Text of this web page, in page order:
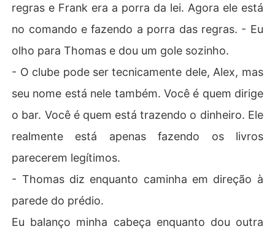
regras e Frank era a porra da lei. Agora ele está
no comando e fazendo a porra das regras. - Eu
olho para Thomas e dou um gole sozinho.
- O clube pode ser tecnicamente dele, Alex, mas
seu nome está nele também. Você é quem dirige
o bar. Você é quem está trazendo o dinheiro. Ele
realmente está apenas fazendo os livros
parecerem legítimos.
- Thomas diz enquanto caminha em direção à
parede do prédio.
Eu balanço minha cabeça enquanto dou outra